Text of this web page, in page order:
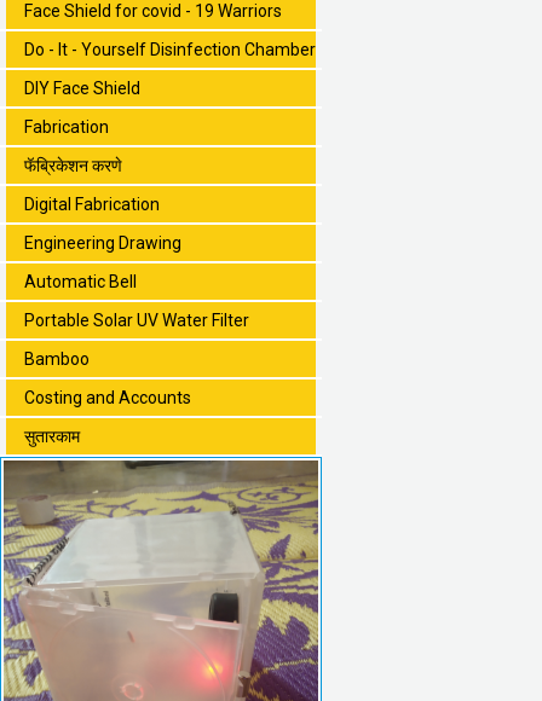
Face Shield for covid - 19 Warriors
Do - It - Yourself Disinfection Chamber
DIY Face Shield
Fabrication
फॅब्रिकेशन करणे
Digital Fabrication
Engineering Drawing
Automatic Bell
Portable Solar UV Water Filter
Bamboo
Costing and Accounts
सुतारकाम